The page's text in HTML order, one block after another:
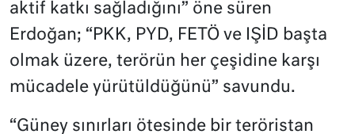
aktif katkı sağladığını” öne süren
Erdoğan; “PKK, PYD, FETÖ ve IŞİD başta
olmak üzere, terörün her çeşidine karşı
mücadele yürütüldüğünü” savundu.
“Güney sınırları ötesinde bir teröristan